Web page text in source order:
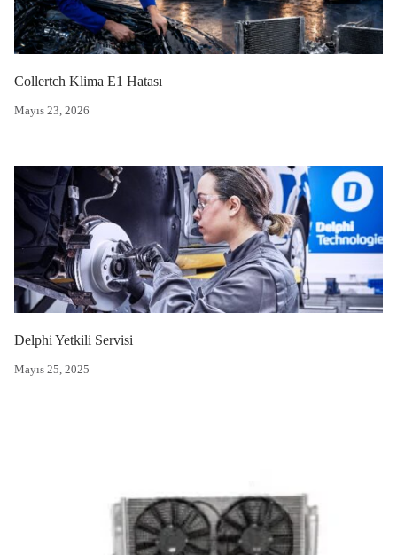
Mayıs 23, 2026
Collertch Klima E1 Hatası
Mayıs 25, 2025
Delphi Yetkili Servisi